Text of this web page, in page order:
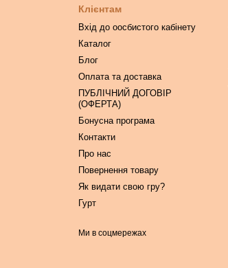
Клієнтам
Вхід до оосбистого кабінету
Каталог
Блог
Оплата та доставка
ПУБЛІЧНИЙ ДОГОВІР
(ОФЕРТА)
Бонусна програма
Контакти
Про нас
Повернення товару
Як видати свою гру?
Гурт
Ми в соцмережах